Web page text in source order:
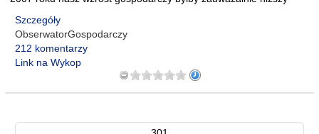
Szczegóły
ObserwatorGospodarczy
212 komentarzy
Link na Wykop